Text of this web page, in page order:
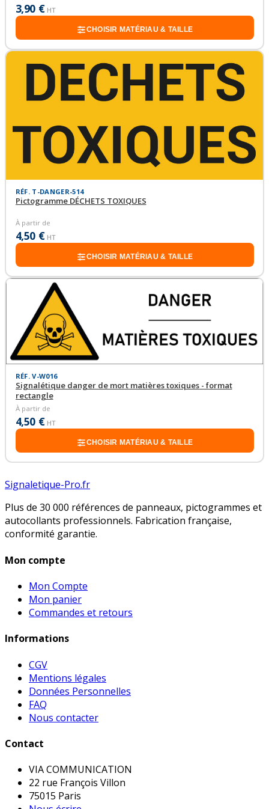
3,90 € HT
CHOISIR MATÉRIAU & TAILLE
RÉF. T-DANGER-514
Pictogramme DÉCHETS TOXIQUES
À partir de
4,50 € HT
CHOISIR MATÉRIAU & TAILLE
RÉF. V-W016
Signalétique danger de mort matières toxiques - format
rectangle
À partir de
4,50 € HT
CHOISIR MATÉRIAU & TAILLE
Signaletique-Pro.fr
Plus de 30 000 références de panneaux, pictogrammes et
autocollants professionnels. Fabrication française,
conformité garantie.
Mon compte
Mon Compte
Mon panier
Commandes et retours
Informations
CGV
Mentions légales
Données Personnelles
FAQ
Nous contacter
Contact
VIA COMMUNICATION
22 rue François Villon
75015 Paris